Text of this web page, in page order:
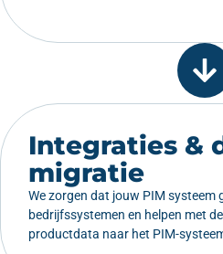
Integraties &
migratie
We zorgen dat jouw PIM systeem
bedrijfssystemen en helpen met
productdata naar het PIM-